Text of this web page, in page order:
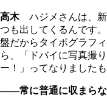
高木ハジメさんは、新
つも出してくるんです
盤だからタイポグラフ
ら、「ドバイに写真撮
ー！」ってなりましたも
――常に普通に収まらな